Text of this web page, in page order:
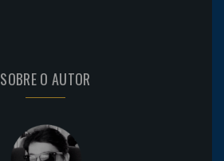
SOBRE O AUTOR